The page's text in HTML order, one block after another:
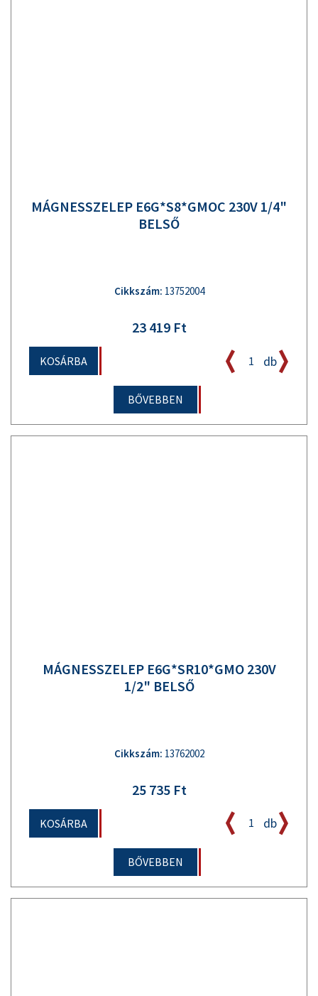
MÁGNESSZELEP E6G*S8*GMOC 230V 1/4"
BELSŐ
Cikkszám: 13752004
23 419 Ft
KOSÁRBA db
BŐVEBBEN
MÁGNESSZELEP E6G*SR10*GMO 230V
1/2" BELSŐ
Cikkszám: 13762002
25 735 Ft
KOSÁRBA db
BŐVEBBEN